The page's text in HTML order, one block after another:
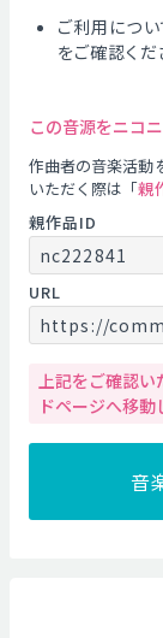
ご利用につ
をご確認くだ
この音源をニコ
作曲者の音楽活動
いただく際は「親
親作品ID
nc222841
URL
https://
上記をご確認い
ドページへ移動
音